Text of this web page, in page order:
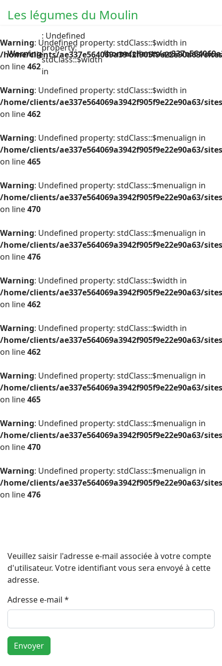
Les légumes du Moulin
Warning
: Undefined
property:
stdClass::$width
in
/home/clients/
Warning: Undefined property: stdClass::$width in
/home/clients/ae337e564069a3942f905f9e22e90a63/
on line462
Warning: Undefined property: stdClass::$width in
/home/clients/ae337e564069a3942f905f9e22e90a63/
on line462
Warning: Undefined property: stdClass::$menualign in
/home/clients/ae337e564069a3942f905f9e22e90a63/
on line465
Warning: Undefined property: stdClass::$menualign in
/home/clients/ae337e564069a3942f905f9e22e90a63/
on line470
Warning: Undefined property: stdClass::$menualign in
/home/clients/ae337e564069a3942f905f9e22e90a63/
on line476
Warning: Undefined property: stdClass::$width in
/home/clients/ae337e564069a3942f905f9e22e90a63/
on line462
Warning: Undefined property: stdClass::$width in
/home/clients/ae337e564069a3942f905f9e22e90a63/
on line462
Warning: Undefined property: stdClass::$menualign in
/home/clients/ae337e564069a3942f905f9e22e90a63/
on line465
Warning: Undefined property: stdClass::$menualign in
/home/clients/ae337e564069a3942f905f9e22e90a63/
on line470
Warning: Undefined property: stdClass::$menualign in
/home/clients/ae337e564069a3942f905f9e22e90a63/
on line476
Veuillez saisir l'adresse e-mail associée à votre compte
d'utilisateur. Votre identifiant vous sera envoyé à cette
adresse.
Adresse e-mail *
Envoyer